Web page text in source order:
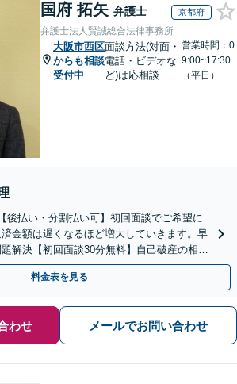
国府 拓矢 弁護士 京都府
弁護士法人賢誠総合法律事務所
大阪市西区
からも相談
受付中
面談方法(対面・
電話・ビデオな
ど)は応相談
営業時間：0
9:00~17:30
（平日）
後払い・分割払い可】初回面談でご希望に
金額は遅くなるほど増大していきます。早
解決【初回面談30分無料】自己破産の相談
方もお任せください。
料金表を見る
わせ メールでお問い合わせ